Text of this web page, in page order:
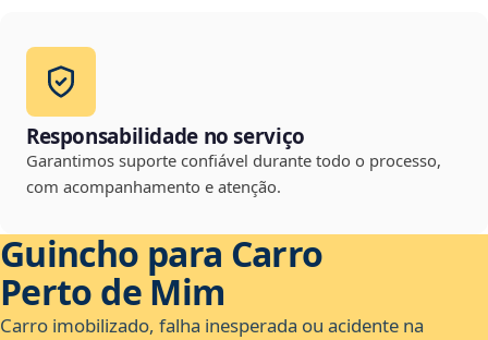
Responsabilidade no serviço
Garantimos suporte confiável durante todo o processo,
com acompanhamento e atenção.
Guincho para Carro
Perto de Mim
Carro imobilizado, falha inesperada ou acidente na